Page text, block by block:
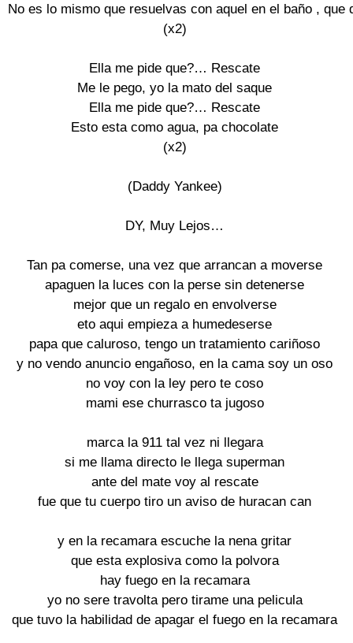
No es lo mismo que resuelvas con aquel en el baño , que
(x2)
Ella me pide que?… Rescate
Me le pego, yo la mato del saque
Ella me pide que?… Rescate
Esto esta como agua, pa chocolate
(x2)
(Daddy Yankee)
DY, Muy Lejos…
Tan pa comerse, una vez que arrancan a moverse
apaguen la luces con la perse sin detenerse
mejor que un regalo en envolverse
eto aqui empieza a humedeserse
papa que caluroso, tengo un tratamiento cariñoso
y no vendo anuncio engañoso, en la cama soy un oso
no voy con la ley pero te coso
mami ese churrasco ta jugoso
marca la 911 tal vez ni llegara
si me llama directo le llega superman
ante del mate voy al rescate
fue que tu cuerpo tiro un aviso de huracan can
y en la recamara escuche la nena gritar
que esta explosiva como la polvora
hay fuego en la recamara
yo no sere travolta pero tirame una pelicula
que tuvo la habilidad de apagar el fuego en la recamara